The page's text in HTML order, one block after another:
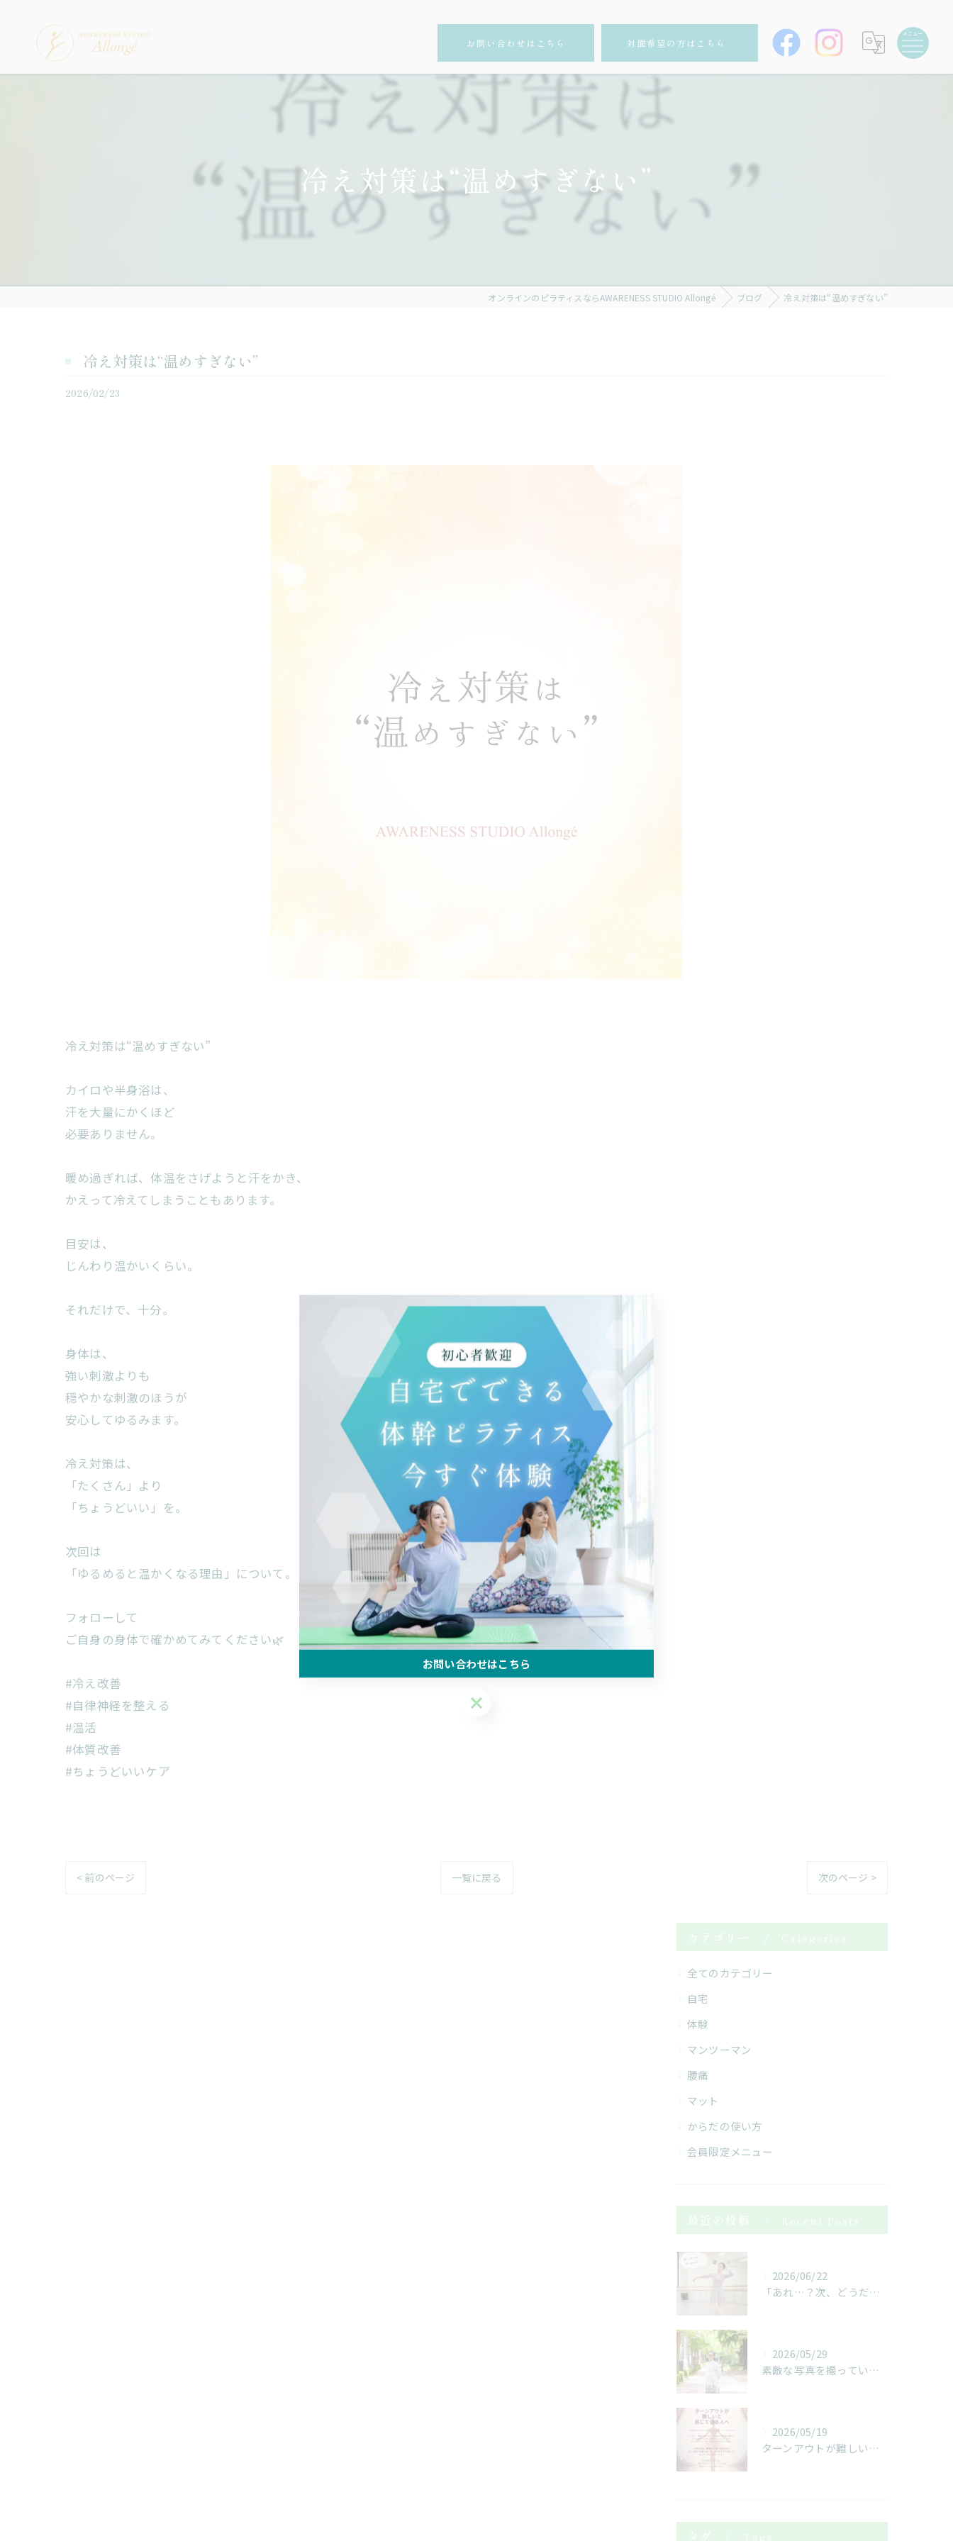
お問い合わせはこちら 対面希望の方はこちら
冷え対策は“温めすぎない”
オンラインのピラティスならAWARENESS STUDIO Allongé ブログ 冷え対策は“温めすぎない”
冷え対策は“温めすぎない”
2026/02/23
冷え対策は“温めすぎない”
カイロや半身浴は、
汗を大量にかくほど
必要ありません。
暖め過ぎれば、体温をさげようと汗をかき、
かえって冷えてしまうこともあります。
目安は、
じんわり温かいくらい。
それだけで、十分。
身体は、
強い刺激よりも
穏やかな刺激のほうが
安心してゆるみます。
冷え対策は、
「たくさん」より
「ちょうどいい」を。
次回は
「ゆるめると温かくなる理由」について。
フォローして
ご自身の身体で確かめてみてください🌿
#冷え改善
#自律神経を整える
#温活
#体質改善
#ちょうどいいケア
< 前のページ 一覧に戻る 次のページ >
カテゴリー Categories
全てのカテゴリー
自宅
体験
マンツーマン
腰痛
マット
からだの使い方
会員限定メニュー
最近の投稿 Recent Posts
2026/06/22
「あれ…？次、どうだったっけ…？」
2026/05/29
素敵な写真を撮っていただきました！
2026/05/19
ターンアウトが難しいと感じている人へ
タグ Tags
お問い合わせはこちら
お問い合わせはこちら